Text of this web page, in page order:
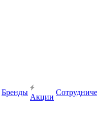
Бренды
Акции